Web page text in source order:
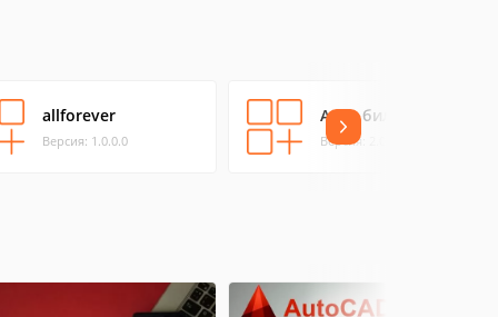
allforever
Версия: 1.0.0.0
Авиа билеты
Версия: 2.0.0.0